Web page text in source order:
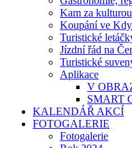
Kam za kulturou
Koupání ve
Turistické
Jízdní řád na
Turistické
Aplikace
V
SMART
KALENDÁŘ AKCÍ
FOTOGALERIE
Fotogalerie